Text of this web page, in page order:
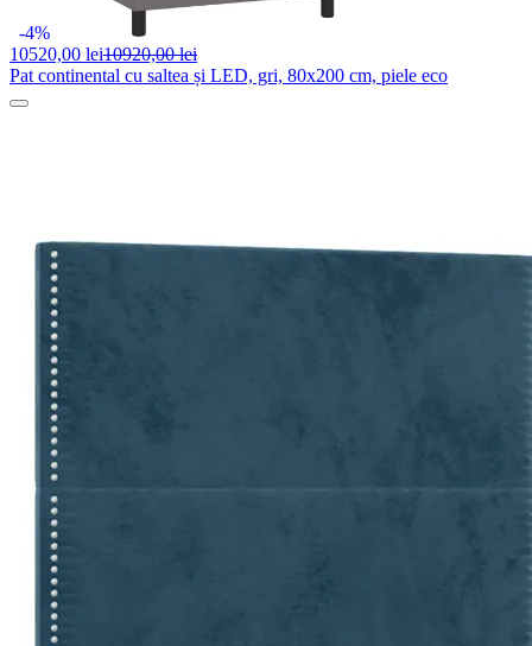
-4%
10520,00 lei10920,00 lei
Pat continental cu saltea și LED, gri, 80x200 cm, piele eco